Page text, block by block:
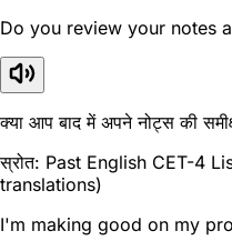
Do you review your notes
क्या आप बाद में अपने नोट्स की
स्रोत: Past English CET-4
translations)
I'm making good on my